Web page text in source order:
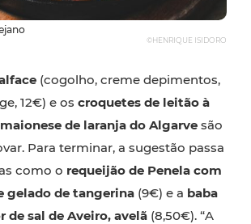
©HENRIQUE ISIDORO
(cogolho, creme depimentos,
12€) e os croquetes de leitão à
de laranja do Algarve são
Para terminar, a sugestão passa
como o requeijão de Penela com
gelado de tangerina (9€) e a baba
de sal de Aveiro, avelã (8,50€). “A